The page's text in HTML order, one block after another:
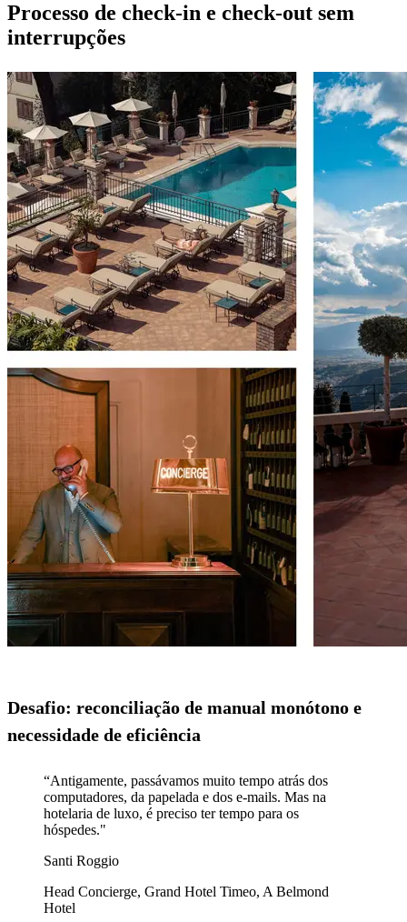
Processo de check-in e check-out sem
interrupções
Desafio: reconciliação de manual monótono e
necessidade de eficiência
“Antigamente, passávamos muito tempo atrás dos
computadores, da papelada e dos e-mails. Mas na
hotelaria de luxo, é preciso ter tempo para os
Santi Roggio
Head Concierge, Grand Hotel Timeo, A Belmond
Hotel